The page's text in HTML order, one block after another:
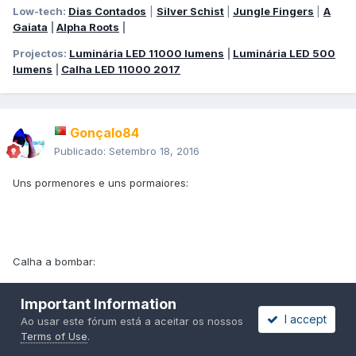
Low-tech: Dias Contados Silver Schist Jungle Fingers
A
Gaiata
Alpha Roots
Projectos: Luminária LED 11000 lumens
Luminária LED 500
lumens
Calha LED 11000 2017
Gonçalo84
Publicado: Setembro 18, 2016
Uns pormenores e uns pormaiores:
Calha a bombar:
Important Information
Ao usar este fórum está a aceitar os nossos
Terms of Use.
I accept